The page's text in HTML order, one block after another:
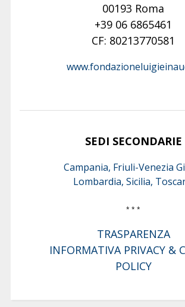
00193 Roma
+39 06 6865461
CF: 80213770581
SEDI SECONDARIE
Campania, Friuli-Venezia
Lombardia, Sicilia,
* * *
TRASPARENZA
INFORMATIVA PRIVACY &
POLICY